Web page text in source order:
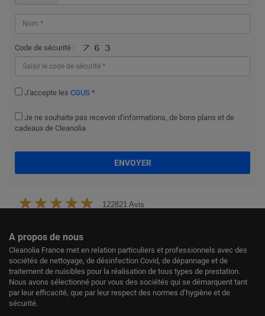
Code de sécurité :
J'accepte les CGUS *
Je ne souhaite pas recevoir d'informations, de bons plans et de
cadeaux de Cleanolia
ENVOYER
122821 Avis
A propos de nous
Cleanolia France met en relation particuliers et professionnels avec des
sociétés de nettoyage, de désinfection Covid, de dépannage et de
traitement de nuisibles pour la réalisation de tous types de prestation.
Nous avons sélectionné pour vous des sociétés qui se démarquent tant
par leur efficacité, que par leur respect des normes d’hygiène et de
sécurité.